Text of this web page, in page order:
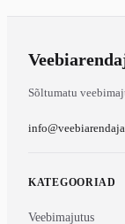
Sõltumatu
KATEGOORIAD
Veebimajutus